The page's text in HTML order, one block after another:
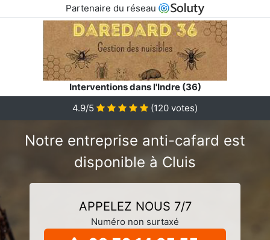
Partenaire du réseau
Interventions dans l'Indre (36)
4.9/5
(120 votes)
Notre entreprise anti-cafard est
disponible à Cluis
APPELEZ NOUS 7/7
Numéro non surtaxé